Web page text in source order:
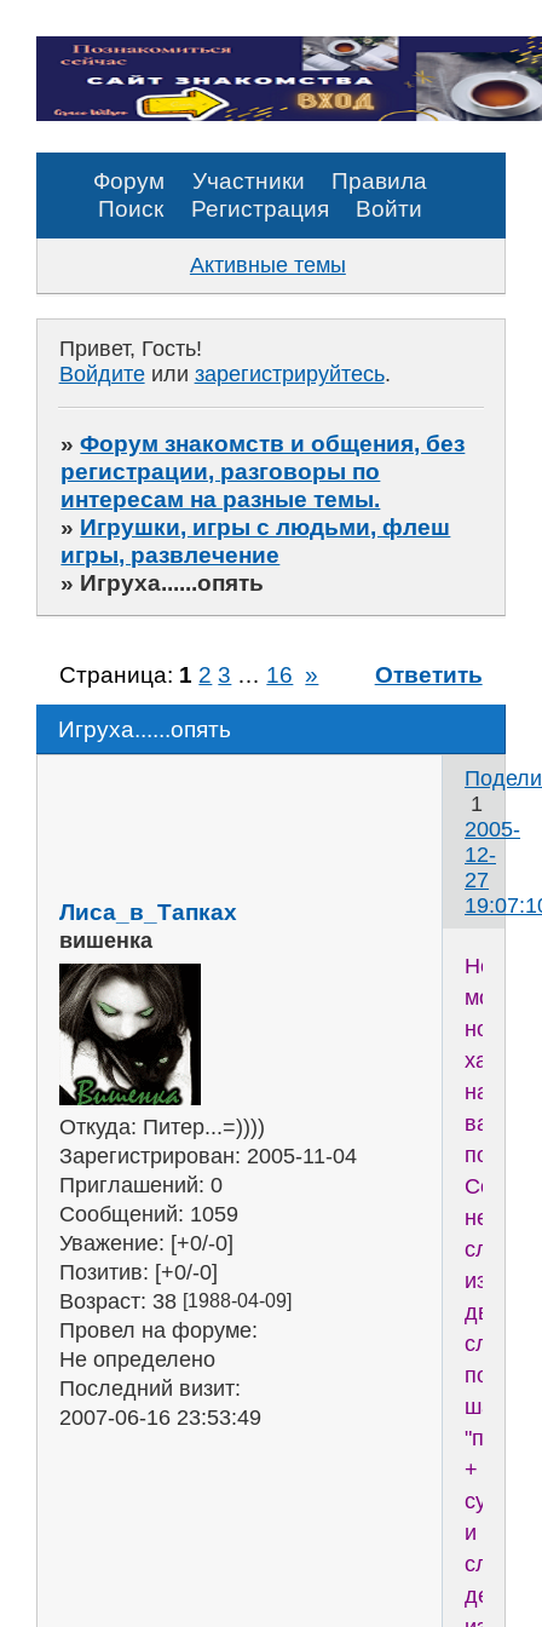
Форум Участники
Правила
Поиск
Регистрация Войти
Активные темы
Привет, Гость!
Войдитеили зарегистрируйтесь.
»Форум знакомств и общения, без
регистрации, разговоры по
интересам на разные темы.
» Игрушки, игры с людьми, флеш
игры, развлечение
» Игруха......опять
Игруха......опять
Страница: 1 2 3 … 16 » Ответить
1
2005-
12-
27
Лиса_в_Тапках
вишенка
Откуда: Питер...=))))
Зарегистрирован: 2005-11-04
Приглашений: 0
Сообщений: 1059
Уважение: [+0/-0]
Позитив: [+0/-0]
Возраст: 38 [1988-04-09]
Провел на форуме:
Не определено
Последний визит:
2007-06-16 23:53:49
Не
моё
ноу-
хау,
вам
из
двух
слов,
по
+
и
делает